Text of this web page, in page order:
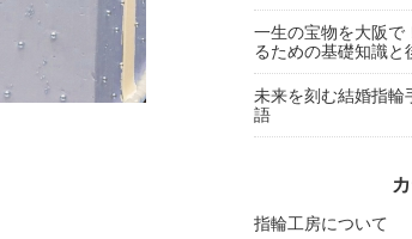
一生の宝物を大阪で
るための基礎知識
未来を刻む結婚指輪
語
指輪工房について